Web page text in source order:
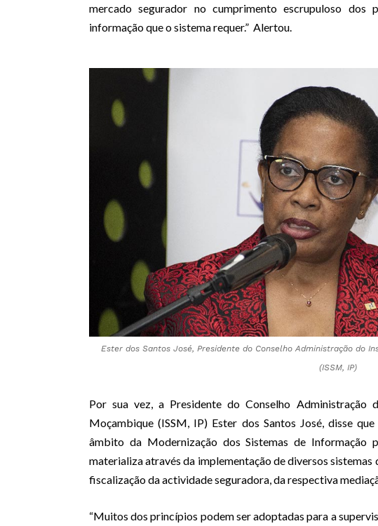
mercado segurador no cumprimento escrupuloso dos
informação que o sistema requer.” Alertou.
Ester dos Santos José, Presidente do Conselho Administração do
(ISSM, IP)
Por sua vez, a Presidente do Conselho Administração
Moçambique (ISSM, IP) Ester dos Santos José, disse
âmbito da Modernização dos Sistemas de Informação
materializa através da implementação de diversos sistemas
fiscalização da actividade seguradora, da respectiva
“Muitos dos princípios podem ser adoptadas para a